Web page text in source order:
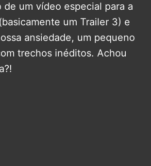
de um vídeo especial para a
um Trailer 3) e
ansiedade, um pequeno
trechos inéditos. Achou